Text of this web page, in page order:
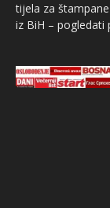
tijela za
iz BiH –